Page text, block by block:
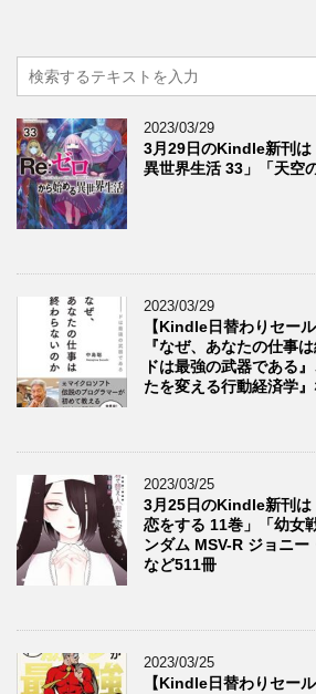
2023/03/29
3月29日のKindle新刊は
異世界生活 33」「天
2023/03/29
【Kindle日替わりセー
『なぜ、あなたの仕事
ドは最強の武器である
たを変える行動経済学
2023/03/25
3月25日のKindle新刊は
恋をする 11巻」「幼女
ンダム MSV-R ジョニー
など511冊
2023/03/25
【Kindle日替わりセール